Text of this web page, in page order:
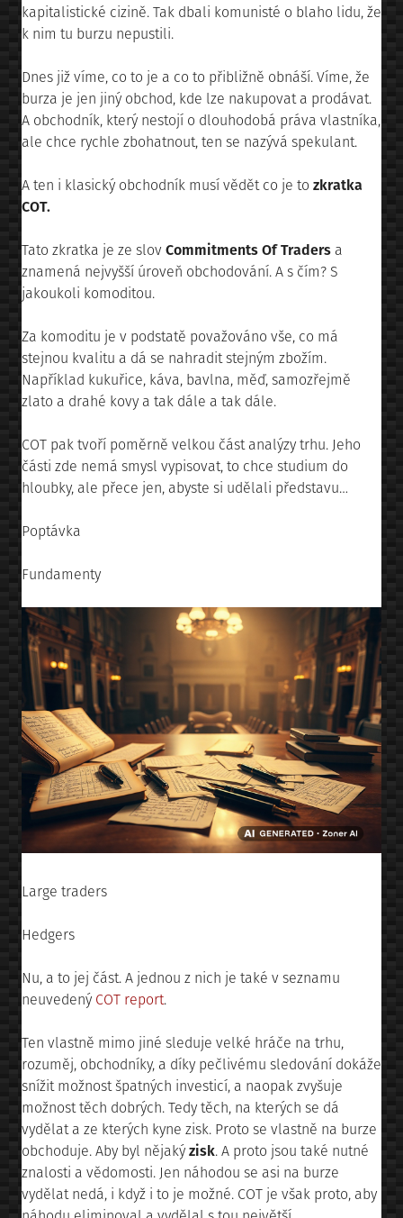
kapitalistické cizině. Tak dbali komunisté o blaho lidu, že
k nim tu burzu nepustili.
Dnes již víme, co to je a co to přibližně obnáší. Víme, že
burza je jen jiný obchod, kde lze nakupovat a prodávat.
A obchodník, který nestojí o dlouhodobá práva vlastníka,
ale chce rychle zbohatnout, ten se nazývá spekulant.
A ten i klasický obchodník musí vědět co je to zkratka
COT.
Tato zkratka je ze slov Commitments Of Traders a
znamená nejvyšší úroveň obchodování. A s čím? S
jakoukoli komoditou.
Za komoditu je v podstatě považováno vše, co má
stejnou kvalitu a dá se nahradit stejným zbožím.
Například kukuřice, káva, bavlna, měď, samozřejmě
zlato a drahé kovy a tak dále a tak dále.
COT pak tvoří poměrně velkou část analýzy trhu. Jeho
části zde nemá smysl vypisovat, to chce studium do
hloubky, ale přece jen, abyste si udělali představu…
Poptávka
Fundamenty
Large traders
Hedgers
Nu, a to jej část. A jednou z nich je také v seznamu
neuvedený COT report.
Ten vlastně mimo jiné sleduje velké hráče na trhu,
rozuměj, obchodníky, a díky pečlivému sledování dokáže
snížit možnost špatných investicí, a naopak zvyšuje
možnost těch dobrých. Tedy těch, na kterých se dá
vydělat a ze kterých kyne zisk. Proto se vlastně na burze
obchoduje. Aby byl nějaký zisk. A proto jsou také nutné
znalosti a vědomosti. Jen náhodou se asi na burze
vydělat nedá, i když i to je možné. COT je však proto, aby